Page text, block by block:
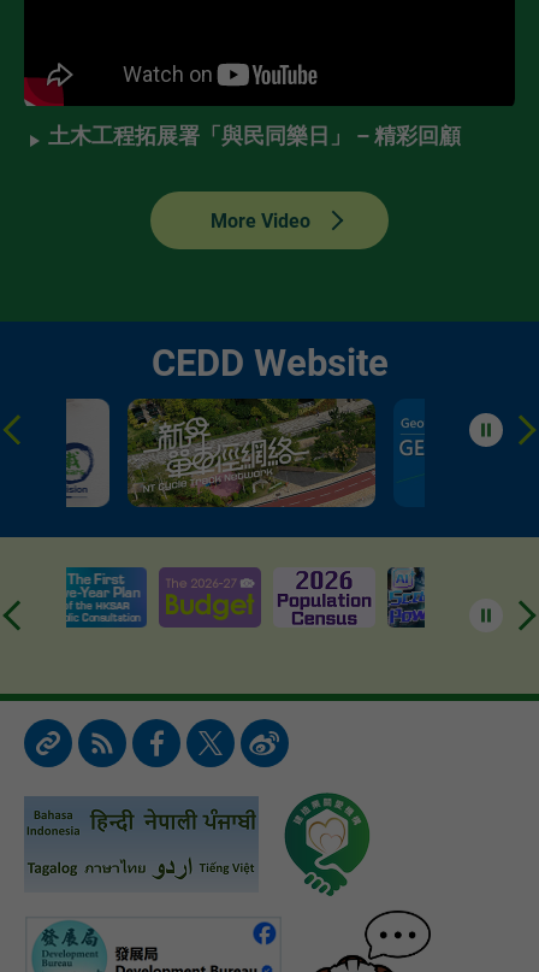
土木工程拓展署「與民同樂日」 – 精彩回顧
More Video
CEDD Website